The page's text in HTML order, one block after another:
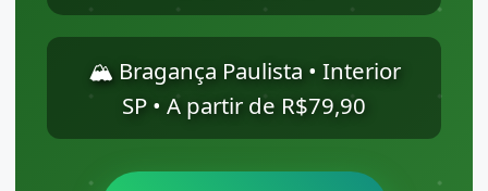
🏔️ Bragança Paulista • Interior
SP • A partir de R$79,90